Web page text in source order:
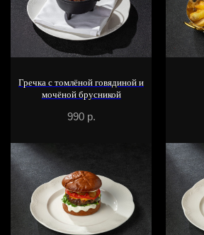
Гречка с томлёной говядиной и
мочёной брусникой
990 р.